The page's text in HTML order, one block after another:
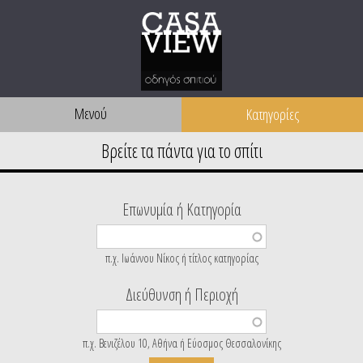
Μενού
Επωνυμία ή Κατηγορία
π.χ. Ιωάννου Νίκος ή τίτλος κατηγορίας
Διεύθυνση ή Περιοχή
π.χ. Βενιζέλου 10, Αθήνα ή Εύοσμος Θεσσαλονίκης